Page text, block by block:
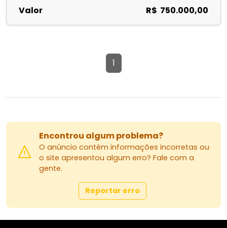
Valor R$ 750.000,00
1
Encontrou algum problema?
O anúncio contém informações incorretas ou
o site apresentou algum erro? Fale com a
gente.
Reportar erro